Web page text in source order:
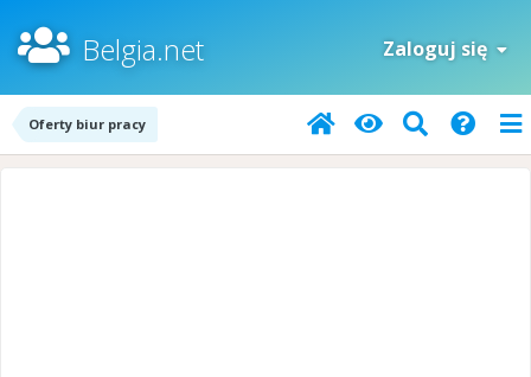
Belgia.net Zaloguj się
Oferty biur pracy